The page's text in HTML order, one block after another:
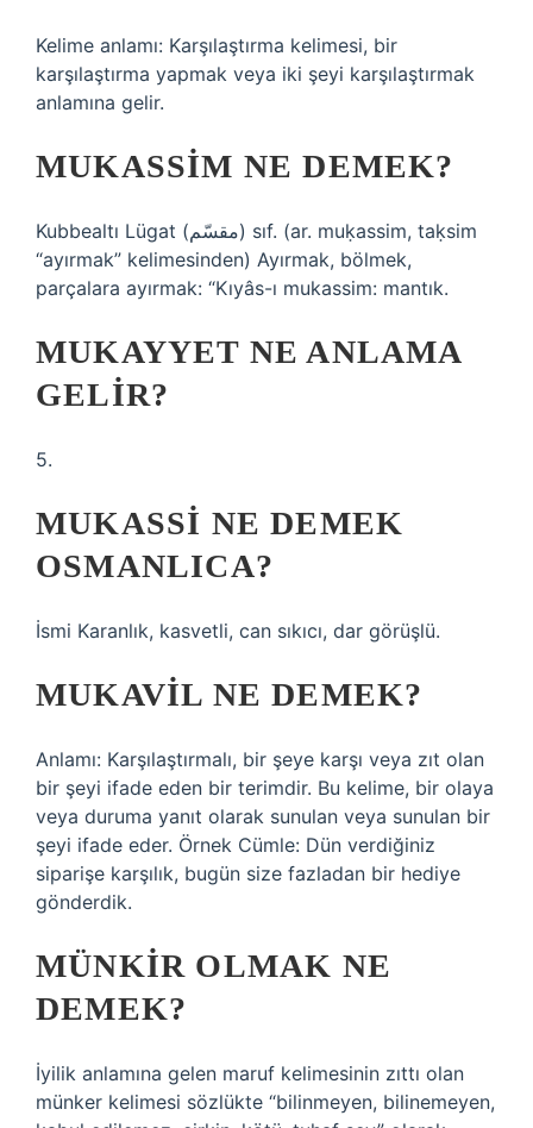
Kelime anlamı: Karşılaştırma kelimesi, bir
karşılaştırma yapmak veya iki şeyi karşılaştırmak
anlamına gelir.
MUKASSIM NE DEMEK?
Kubbealtı Lügat (ﻣﻘﺴّﻢ) sıf. (ar. muḳassim, taḳsіm
“ayırmak” kelimesinden) Ayırmak, bölmek,
parçalara ayırmak: “Kıyâs-ı mukassim: mantık.
MUKAYYET NE ANLAMA
GELIR?
5.
MUKASSI NE DEMEK
OSMANLICA?
İsmi Karanlık, kasvetli, can sıkıcı, dar görüşlü.
MUKAVIL NE DEMEK?
Anlamı: Karşılaştırmalı, bir şeye karşı veya zıt olan
bir şeyi ifade eden bir terimdir. Bu kelime, bir olaya
veya duruma yanıt olarak sunulan veya sunulan bir
şeyi ifade eder. Örnek Cümle: Dün verdiğiniz
siparişe karşılık, bugün size fazladan bir hediye
gönderdik.
MÜNKIR OLMAK NE
DEMEK?
İyilik anlamına gelen maruf kelimesinin zıttı olan
münker kelimesi sözlükte “bilinmeyen, bilinemeyen,